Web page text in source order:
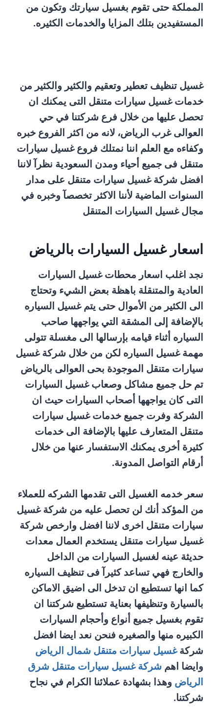
المملكة حتى تقوم بغسيل سيارتك وتكون من
المستفيدين بتلك المزايا والخدمات الكثيره.
غسيل تنظيف تعطير وتعقيم والكثير والكثير من
خدمات غسيل سيارات متنقل التى يمكنك ان
تحصل عليها من خلال فرع شركتنا في حي
العوالى غرب الرياض، لانه من اكثر الفروع خبره
وكفاءه مع العلم اننا نمتلك فروع غسيل سيارات
متنقل فى جميع أحياء ومدن السعودية نظرآ لاننا
افضل شركة غسيل سيارات متنقل على مدار
السنوات الماضية لأننا الاكثر تخصصآ وخبره في
مجال غسيل السيارات المتنقل
اسعار غسيل السيارات بالرياض
نجد اغلب اسعار محطات غسيل السيارات
العادية والمتنقلة باهظة بعض الشيء وتحتاج
الى الكثير من الأموال حتى يتم غسيل السياره
بالإضافة إلى المشقة التي يواجهها صاحب
السياره أثناء قيامه بإرسالها الى مغسلة تتولى
مهمة غسيل السياره لكن من خلال شركة غسيل
سيارات متنقل الموجودة بحى العوالى بالرياض
تم حل جميع مشاكل وصعاب غسيل السيارات
التى كان يواجهها أصحاب السيارات حيث ان
الشركة وفرت جميع خدمات غسيل سيارات
متنقل المتعارف عليها بالإضافة الى خدمات
كثيرة أخرى يمكنك الاستفسار عنها من خلال
أرقام التواصل المدونة.
سعر خدمه الغسيل التى تقدمها الشركه للعملاء
من المؤكد أنك لن تحصل عليه من شركة غسيل
سيارات متنقل اخرى لاننا افضل وارخص شركة
غسيل سيارات متنقل يستخدم العمال معدات
حديثة عينه لغسيل السيارات من الداخل
والخارج فهي تساعد كثيرآ فى تنظيف السياره
كما انها تستطيع ان تدخل الى اضيق الاماكن
بالسيارة وتنظيفها بعناية تستطيع شركتنا ان
تقوم بغسيل جميع أنواع وأحجام السيارات
الكبيره منها والصغيره فنحن نعد ايضا افضل
شركةغسيل سيارات متنقل شمال الرياض
وايضا اهم شركة غسيل سيارات متنقل شرق
الرياض وهذا بشهادة عملائنا الكرام في نجاح
شركتنا.